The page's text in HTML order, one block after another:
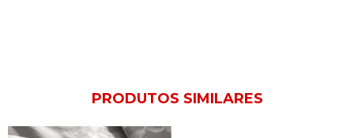
PRODUTOS SIMILARES